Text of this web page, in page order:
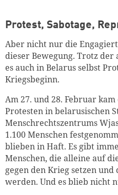
Protest, Sabotage,
Aber nicht nur die
dieser Bewegung. Trotz
es auch in Belarus selbst
Kriegsbeginn.
Am 27. und 28. Februar
Protesten in belarusischen
Menschrechtszentrums
1.100 Menschen
blieben in Haft. Es gibt
Menschen, die alleine auf
gegen den Krieg setzen
werden. Und es blieb nicht